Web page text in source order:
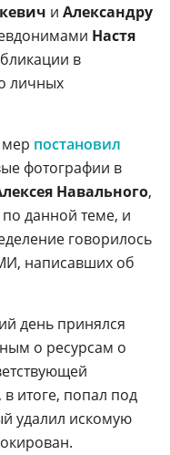
и Александру
Настя
в
личных
мер постановил
фотографии в
Навального,
данной теме, и
говорилось
написавших об
день принялся
о ресурсам о
, в итоге, попал под
удалил искомую